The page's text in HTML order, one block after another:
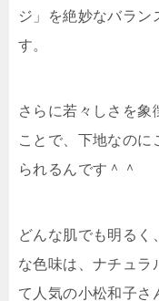
ジ」を絶妙なバラン
す。
さらに若々しさを象
ことで、下地なの
られるんです＾＾
どんな肌でも明るく
な色味は、ナチュラ
て人気の小松和子さ